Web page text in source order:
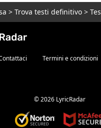
> Trova testi definitivo>
Termini e condizioni
©2026LyricRadar